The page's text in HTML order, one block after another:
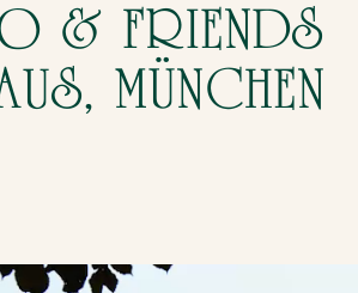
& FRIENDS
MÜNCHEN